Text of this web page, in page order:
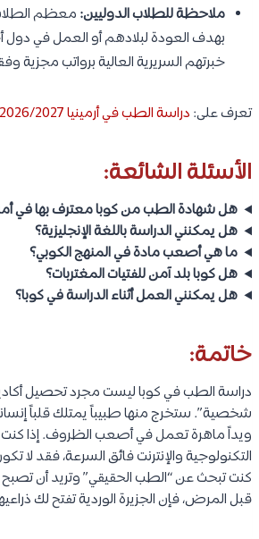
ملاحظة للطلاب الدوليين: معظم
بهدف العودة لبلادهم أو العمل في دول
خبرتهم السريرية العالية برواتب مجزية
تعرف على: دراسة الطب في أرمينيا 2026/2027
الأسئلة الشائعة:
هل شهادة الطب من كوبا معترف بها في
هل يمكنني الدراسة باللغة الإنجليزية؟
ما هي أصعب مادة في المنهج الكوبي؟
هل كوبا بلد آمن للفتيات المغتربات؟
هل يمكنني العمل أثناء الدراسة في كوبا؟
خاتمة:
دراسة الطب في كوبا ليست مجرد تحصيل
شخصية”. ستخرج منها طبيباً يمتلك قلباً
ويداً ماهرة تعمل في أصعب الظروف. إذا كنت
التكنولوجية والإنترنت فائق السرعة، فقد لا
كنت تبحث عن “الطب الحقيقي” وتريد أن تصبح
قبل المرض، فإن الجزيرة الوردية تفتح لك